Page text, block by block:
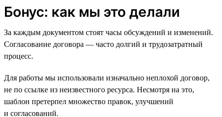
Бонус: как мы это делали
За каждым документом стоят часы обсуждений и изменений.
Согласование договора — часто долгий и трудозатратный
процесс.
Для работы мы использовали изначально неплохой договор,
не по ссылке из неизвестного ресурса. Несмотря на это,
шаблон претерпел множество правок, улучшений
и согласований.